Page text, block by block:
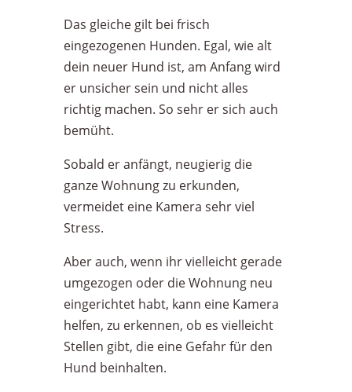
Das gleiche gilt bei frisch
eingezogenen Hunden. Egal, wie alt
dein neuer Hund ist, am Anfang wird
er unsicher sein und nicht alles
richtig machen. So sehr er sich auch
bemüht.
Sobald er anfängt, neugierig die
ganze Wohnung zu erkunden,
vermeidet eine Kamera sehr viel
Stress.
Aber auch, wenn ihr vielleicht gerade
umgezogen oder die Wohnung neu
eingerichtet habt, kann eine Kamera
helfen, zu erkennen, ob es vielleicht
Stellen gibt, die eine Gefahr für den
Hund beinhalten.